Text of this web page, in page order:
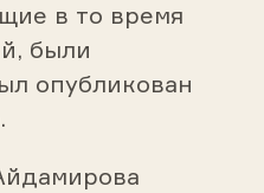
в то время
были
опубликован